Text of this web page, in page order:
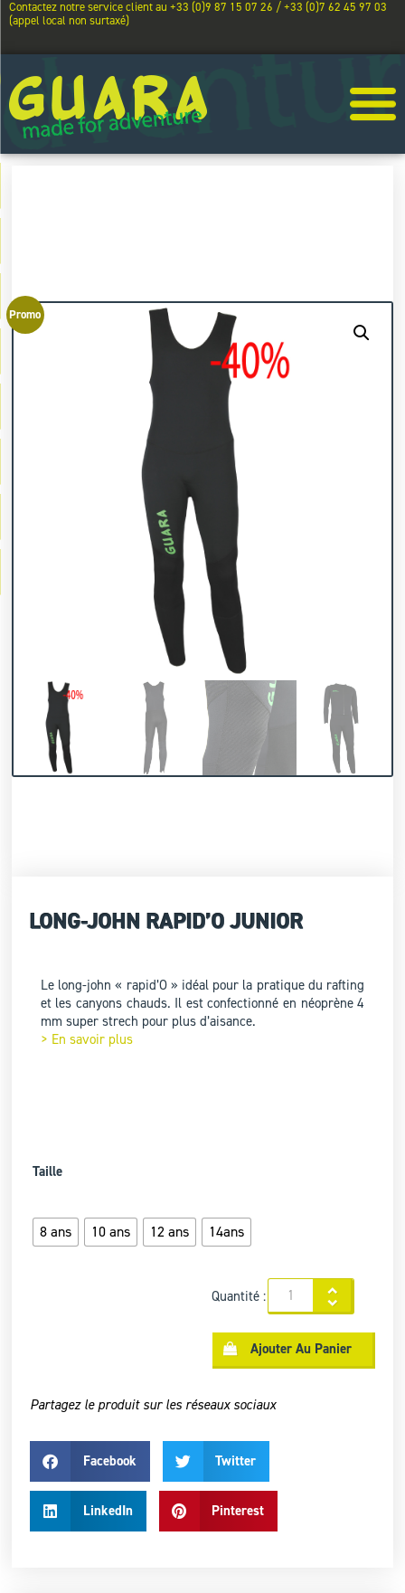
Contactez notre service client au +33 (0)9 87 15 07 26 / +33 (0)7 62 45 97 03
(appel local non surtaxé)
Promo
LONG-JOHN RAPID’O JUNIOR
Le long-john « rapid’O » idéal pour la pratique du rafting
et les canyons chauds. Il est confectionné en néoprène 4
mm super strech pour plus d’aisance.
> En savoir plus
Taille
8 ans 10 ans 12 ans 14ans
Quantité :
Ajouter Au Panier
Partagez le produit sur les réseaux sociaux
Facebook Twitter
LinkedIn Pinterest